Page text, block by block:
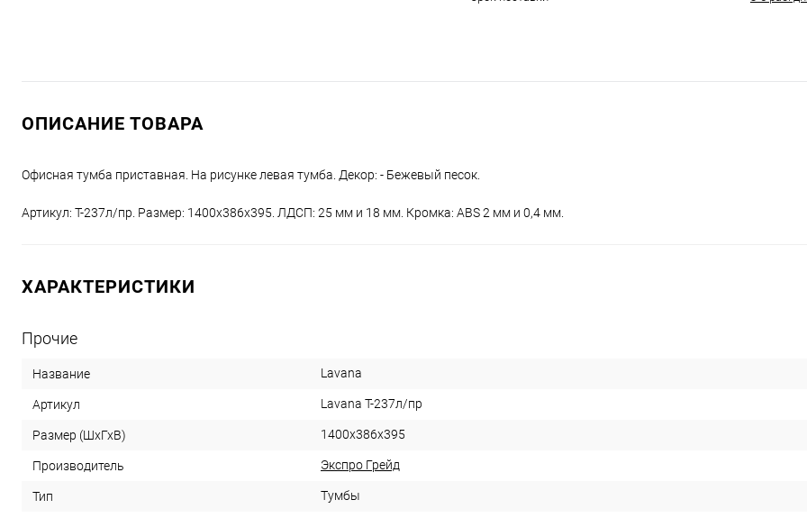
ОПИСАНИЕ ТОВАРА
Офисная тумба приставная. На рисунке левая тумба. Декор: - Бежевый песок.
Артикул: Т-237л/пр. Размер: 1400x386x395. ЛДСП: 25 мм и 18 мм. Кромка: ABS 2 мм и 0,4 мм.
ХАРАКТЕРИСТИКИ
Прочие
Название Lavana
Артикул Lavana T-237л/пр
Размер (ШхГхВ) 1400x386x395
Производитель Экспро Грейд
Тип Тумбы